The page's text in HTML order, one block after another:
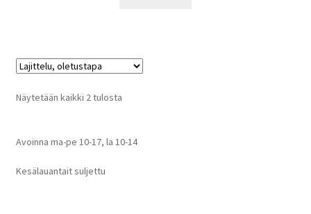
Näytetään kaikki 2 tulosta
Avoinna ma-pe 10-17, la 10-14
Kesälauantait suljettu